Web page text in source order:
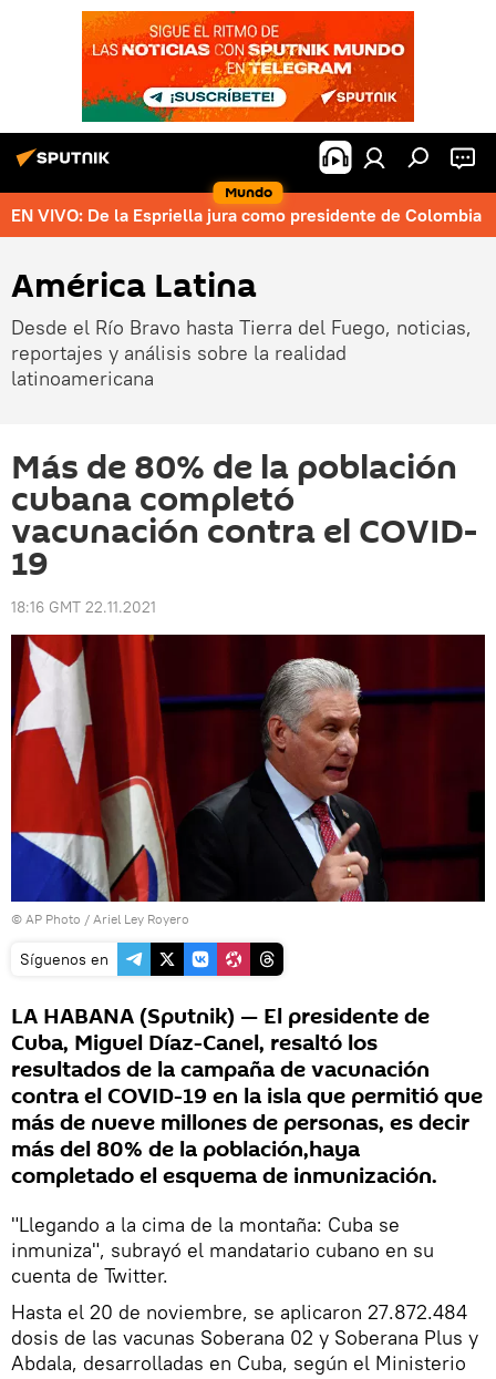
Mundo
EN VIVO: De la Espriella jura como presidente de Colombia
América Latina
Desde el Río Bravo hasta Tierra del Fuego, noticias,
reportajes y análisis sobre la realidad
latinoamericana
Más de 80% de la población
cubana completó
vacunación contra el COVID-
19
18:16 GMT 22.11.2021
© AP Photo / Ariel Ley Royero
Síguenos en
LA HABANA (Sputnik) — El presidente de
Cuba, Miguel Díaz-Canel, resaltó los
resultados de la campaña de vacunación
contra el COVID-19 en la isla que permitió que
más de nueve millones de personas, es decir
más del 80% de la población,haya
completado el esquema de inmunización.
"Llegando a la cima de la montaña: Cuba se
inmuniza", subrayó el mandatario cubano en su
cuenta de Twitter.
Hasta el 20 de noviembre, se aplicaron 27.872.484
dosis de las vacunas Soberana 02 y Soberana Plus y
Abdala, desarrolladas en Cuba, según el Ministerio